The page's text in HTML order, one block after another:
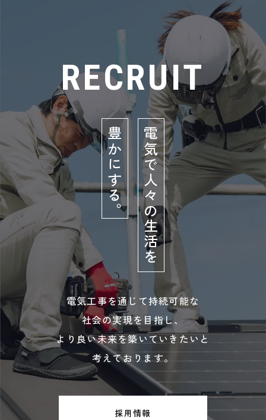
RECRUIT
電気工事を通じて持続可能な
社会の実現を目指し、
より良い未来を築いていきたいと
考えております。
採用情報
電気で人々の生活を
豊かにする。